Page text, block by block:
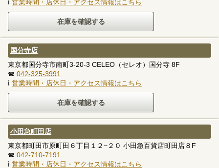
ℹ 営業時間・店休日・アクセス情報はこちら
国分寺店
東京都国分寺市南町3-20-3 CELEO（セレオ）国分寺 8F
☎ 042-325-3991
ℹ 営業時間・店休日・アクセス情報はこちら
小田急町田店
東京都町田市原町田６丁目１２−２０ 小田急百貨店町田店８F
☎ 042-710-7191
ℹ 営業時間・店休日・アクセス情報はこちら